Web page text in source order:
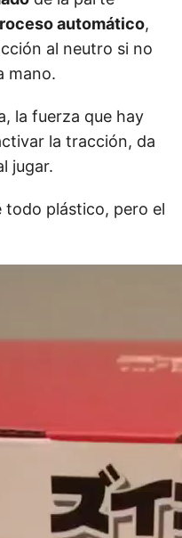
automático,
al neutro si no
mano.
la fuerza que hay
la tracción, da
jugar.
todo plástico, pero el